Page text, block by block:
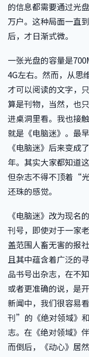
的信息都需要通过光
万户。这种局面一直
后，才日渐式微。
一张光盘的容量是
4G左右。然而，从思
才可以阅读的文字，
算是刊物，当然，也
进桌洞里看。我也接
就是《电脑迷》。最
《电脑迷》后来变成
年。其实大家都知道
但杂志不得不顶着“
还珠的感觉。
《电脑迷》改为现名
刊号，即使对于一家
盖范围人畜无害的报
且其中蕴含着广泛的
品书号出杂志，在不
或者更准确的说，是
新闻中，我们很容易
刊”的《绝对领域》
志。在《绝对领域》
而倒后，《动心》居